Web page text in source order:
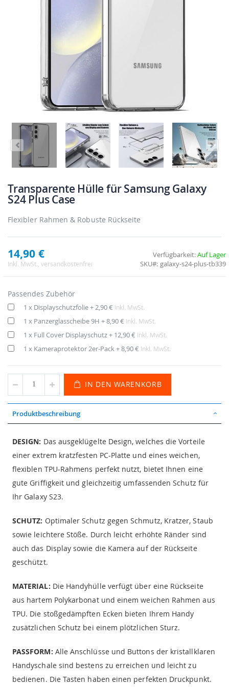
Transparente Hülle für Samsung Galaxy
S24 Plus Case
Flexibler Rahmen & Robuste Rückseite
14,90 €
Inkl. MwSt. , versandkostenfrei
Verfügbarkeit:Auf Lager
SKU
galaxy-s24-plus-tb339
Passendes Zubehör
1 x Displayschutzfolie+ 2,90 € Inkl. MwSt.
1 x Panzerglasscheibe 9H +8,90 € Inkl. MwSt.
1 x Full Cover Displayschutz+ 12,90 € Inkl. MwSt.
1 x Kameraprotektor 2er-Pack +8,90 € Inkl. MwSt.
IN DEN WARENKORB
Produktbeschreibung
DESIGN: Das ausgeklügelte Design, welches die Vorteile
einer extrem kratzfesten PC-Platte und eines weichen,
flexiblen TPU-Rahmens perfekt nutzt, bietet Ihnen eine
gute Griffigkeit und gleichzeitig umfassenden Schutz für
Ihr Galaxy S23.
SCHUTZ: Optimaler Schutz gegen Schmutz, Kratzer, Staub
sowie leichtere Stöße. Durch leicht erhöhte Ränder sind
auch das Display sowie die Kamera auf der Rückseite
geschützt.
MATERIAL: Die Handyhülle verfügt über eine Rückseite
aus hartem Polykarbonat und einem weichen Rahmen aus
TPU. Die stoßgedämpften Ecken bieten Ihrem Handy
zusätzlichen Schutz bei einem plötzlichen Sturz.
PASSFORM: Alle Anschlüsse und Buttons der kristallklaren
Handyschale sind bestens zu erreichen und leicht zu
bedienen. Die Tasten haben einen perfekten Druckpunkt.